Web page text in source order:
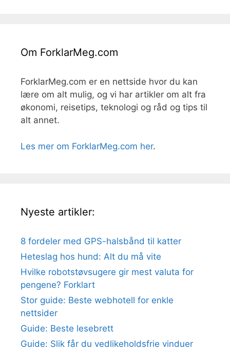
Om ForklarMeg.com
ForklarMeg.com er en nettside hvor du kan
lære om alt mulig, og vi har artikler om alt fra
økonomi, reisetips, teknologi og råd og tips til
alt annet.
Les mer om ForklarMeg.com her.
Nyeste artikler:
8 fordeler med GPS-halsbånd til katter
Heteslag hos hund: Alt du må vite
Hvilke robotstøvsugere gir mest valuta for
pengene? Forklart
Stor guide: Beste webhotell for enkle
nettsider
Guide: Beste lesebrett
Guide: Slik får du vedlikeholdsfrie vinduer